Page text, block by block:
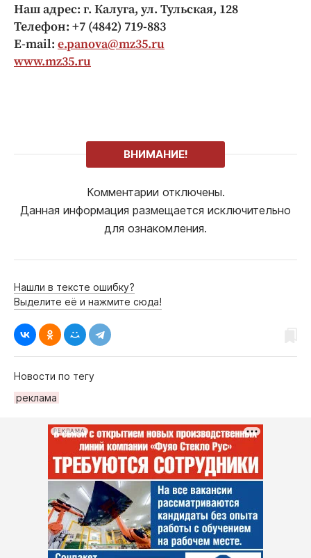
Наш адрес: г. Калуга, ул. Тульская, 128
Телефон: +7 (4842) 719-883
E-mail: e.panova@mz35.ru
www.mz35.ru
ВНИМАНИЕ!
Комментарии отключены.
Данная информация размещается исключительно
для ознакомления.
Нашли в тексте ошибку?
Выделите её и нажмите сюда!
Новости по тегу
рeклама
РЕКЛАМА